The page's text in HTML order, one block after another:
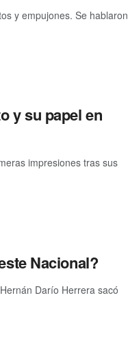
y empujones. Se hablaron
y su papel en
impresiones tras sus
Nacional?
Darío Herrera sacó